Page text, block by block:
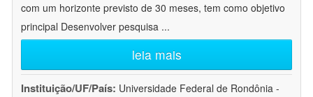
com um horizonte previsto de 30 meses, tem como objetivo
principal Desenvolver pesquisa ...
leia mais
Instituição/UF/País: Universidade Federal de Rondônia -